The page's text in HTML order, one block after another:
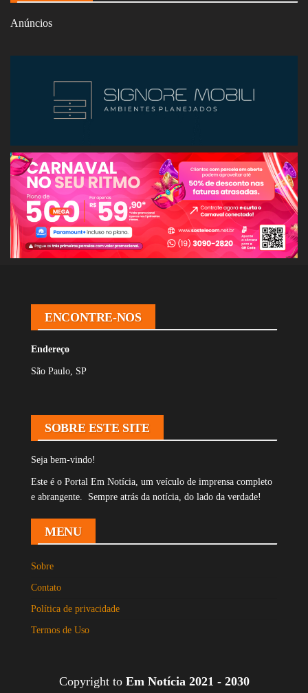
Anúncios
ENCONTRE-NOS
Endereço
São Paulo, SP
SOBRE ESTE SITE
Seja bem-vindo!
Este é o Portal Em Notícia, um veículo de imprensa completo
e abrangente. Sempre atrás da notícia, do lado da verdade!
MENU
Sobre
Contato
Política de privacidade
Termos de Uso
Copyright to Em Notícia 2021 - 2030